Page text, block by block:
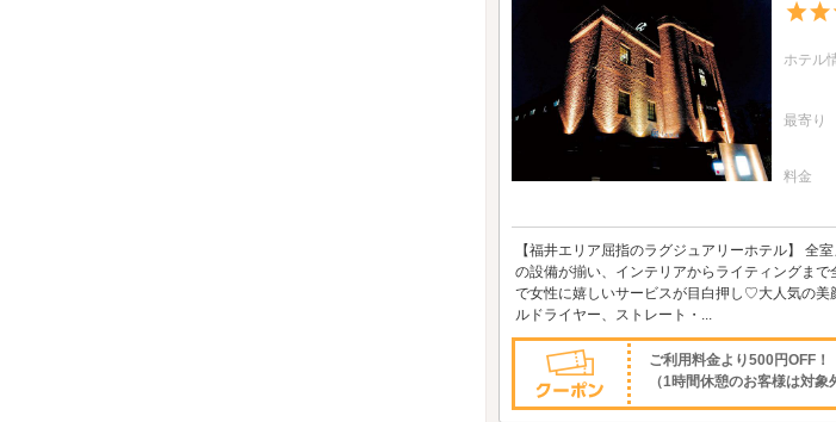
ホテル
最寄り
料金
【福井エリア屈指のラグジュアリーホテル】 全
の設備が揃い、インテリアからライティングま
で女性に嬉しいサービスが目白押し♡大人気の美
ルドライヤー、ストレート・...
ご利用料金より500円OFF！
（1時間休憩のお客様は対象